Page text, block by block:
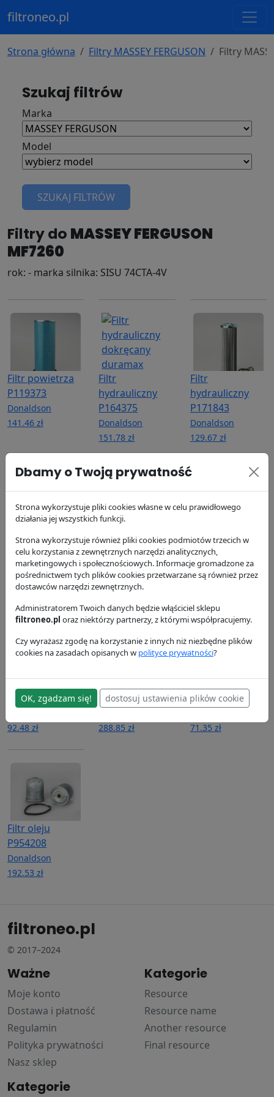
filtroneo.pl
Strona główna Filtry MASSEY FERGUSON Filtry
Szukaj filtrów
Marka
Model
SZUKAJ FILTRÓW
Filtry do MASSEY FERGUSON
MF7260
rok: - marka silnika: SISU 74CTA-4V
Filtr powietrza
P119373
Donaldson
141.46 zł
Filtr
hydrauliczny
P164375
Donaldson
151.78 zł
Filtr
hydrauliczny
P171843
Donaldson
129.67 zł
Filtr oleju
P502433
Donaldson
63.01 zł
Filtr paliwa
P551425
Donaldson
113.43 zł
Filtr paliwa
P551430
Donaldson
105.19 zł
Filtr paliwa
P551434
92.48 zł
Filtr powietrza
P772523
288.85 zł
Filtr paliwa
P954554
71.35 zł
Filtr oleju
P954208
Donaldson
192.53 zł
filtroneo.pl
© 2017–2024
Ważne
Moje konto
Dostawa i płatność
Regulamin
Polityka prywatności
Nasz sklep
Kategorie
Resource
Resource name
Another resource
Final resource
Kategorie
Dbamy o Twoją prywatność
Strona wykorzystuje pliki cookies własne w celu prawidłowego
działania jej wszystkich funkcji.
Strona wykorzystuje również pliki cookies podmiotów trzecich w
celu korzystania z zewnętrznych narzędzi analitycznych,
marketingowych i społecznościowych. Informacje gromadzone za
pośrednictwem tych plików cookies przetwarzane są również przez
dostawców narzędzi zewnętrznych.
Administratorem Twoich danych będzie włąściciel sklepu
filtroneo.pl oraz niektórzy partnerzy, z którymi współpracujemy.
Czy wyrażasz zgodę na korzystanie z innych niż niezbędne plików
cookies na zasadach opisanych w polityce prywatności?
OK, zgadzam się! dostosuj ustawienia plików cookie